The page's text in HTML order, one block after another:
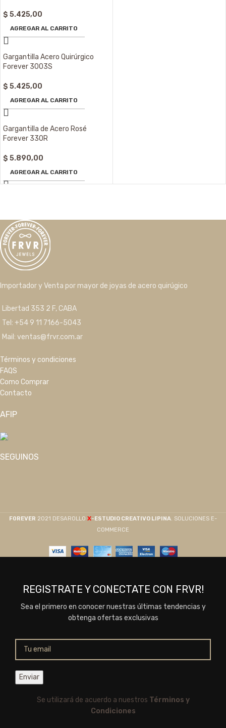
$ 5.425,00
AGREGAR AL CARRITO
Gargantilla Acero Quirúrgico
Forever 3003S
$ 5.425,00
AGREGAR AL CARRITO
Gargantilla de Acero Rosé
Forever 330R
$ 5.890,00
AGREGAR AL CARRITO
Importador y Venta por mayor de joyas de acero quirúgico
Libertad 353 2 F, CABA
Tel: +54 9 11 7166-5043
Mail: ventas@frvr.com.ar
Términos y condiciones
FAQS
Como Comprar
Contacto
AFIP
SEGUINOS
F0REVER 2021 DESAROLLO X-ESTUDIO CREATIVO LIPINA. SOLUCIONES E-
COMMERCE
REGISTRATE Y CONECTATE CON FRVR!
Sea el primero en conocer nuestras últimas tendencias y
obtenga ofertas exclusivas
Se utilizará de acuerdo a nuestros Términos y
Condiciones